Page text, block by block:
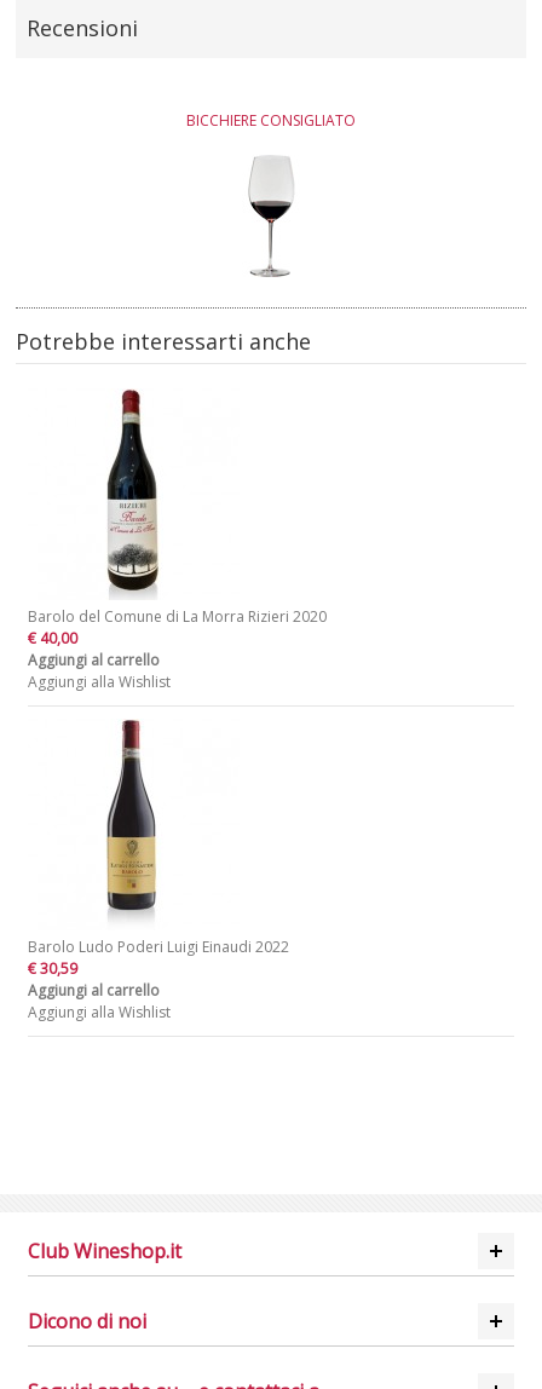
Recensioni
BICCHIERE CONSIGLIATO
Potrebbe interessarti anche
Barolo del Comune di La Morra Rizieri 2020
€ 40,00
Aggiungi al carrello
Aggiungi alla Wishlist
Barolo Ludo Poderi Luigi Einaudi 2022
€ 30,59
Aggiungi al carrello
Aggiungi alla Wishlist
Club Wineshop.it
Dicono di noi